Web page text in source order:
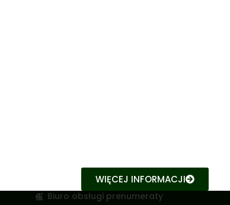
22 55 65 500
Biuro obsługi prenumeraty
WIĘCEJ INFORMACJI